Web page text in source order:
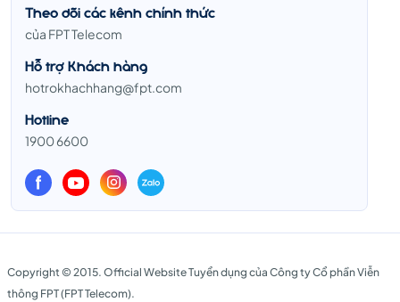
Theo dõi các kênh chính thức
của FPT Telecom
Hỗ trợ Khách hàng
hotrokhachhang@fpt.com
Hotline
1900 6600
Copyright © 2015. Official Website Tuyển dụng của Công ty Cổ phần Viễn
thông FPT (FPT Telecom).